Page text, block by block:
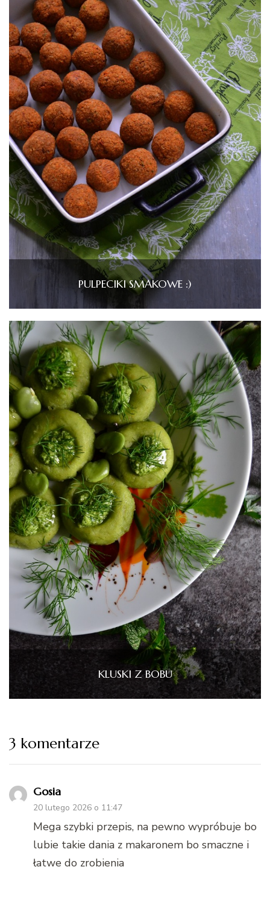
PULPECIKI SMAKOWE :)
KLUSKI Z BOBU
3 komentarze
Gosia
20 lutego 2026 o 11:47
Mega szybki przepis, na pewno wypróbuje bo
lubie takie dania z makaronem bo smaczne i
łatwe do zrobienia